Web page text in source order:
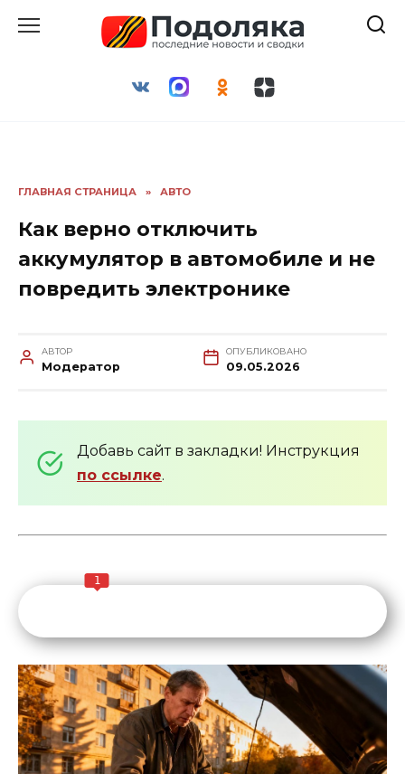
ГЛАВНАЯ СТРАНИЦА » АВТО
Как верно отключить
аккумулятор в автомобиле и не
повредить электронике
АВТОР
Модератор
ОПУБЛИКОВАНО
09.05.2026
Добавь сайт в закладки! Инструкция
по ссылке.
1